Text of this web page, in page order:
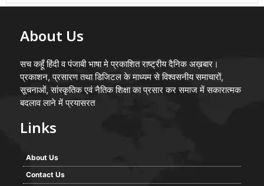
About Us
सच कहूँ हिंदी व पंजाबी भाषा मे प्रकाशित राष्ट्रीय दैनिक अख़बार।
प्रकाशन, प्रसारण तथा डिजिटल के माध्यम से विश्वसनीय समाचारों,
सूचनाओं, सांस्कृतिक एवं नैतिक शिक्षा का प्रसार कर समाज में सकारात्मक
बदलाव लाने में प्रयासरत
Links
About Us
Contact Us